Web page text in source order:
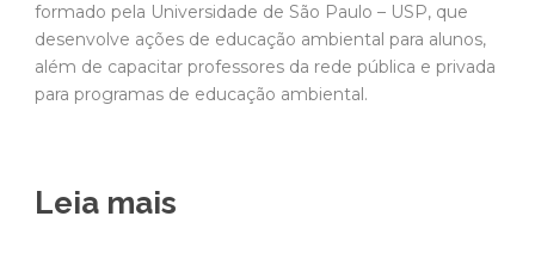
formado pela Universidade de São Paulo – USP, que
desenvolve ações de educação ambiental para alunos,
além de capacitar professores da rede pública e privada
para programas de educação ambiental.
Leia mais